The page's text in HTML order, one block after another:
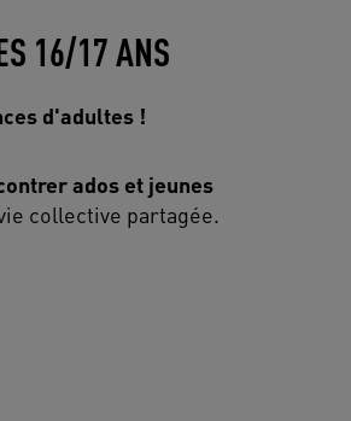
16/17 ANS
d'adultes !
ados et jeunes
collective partagée.